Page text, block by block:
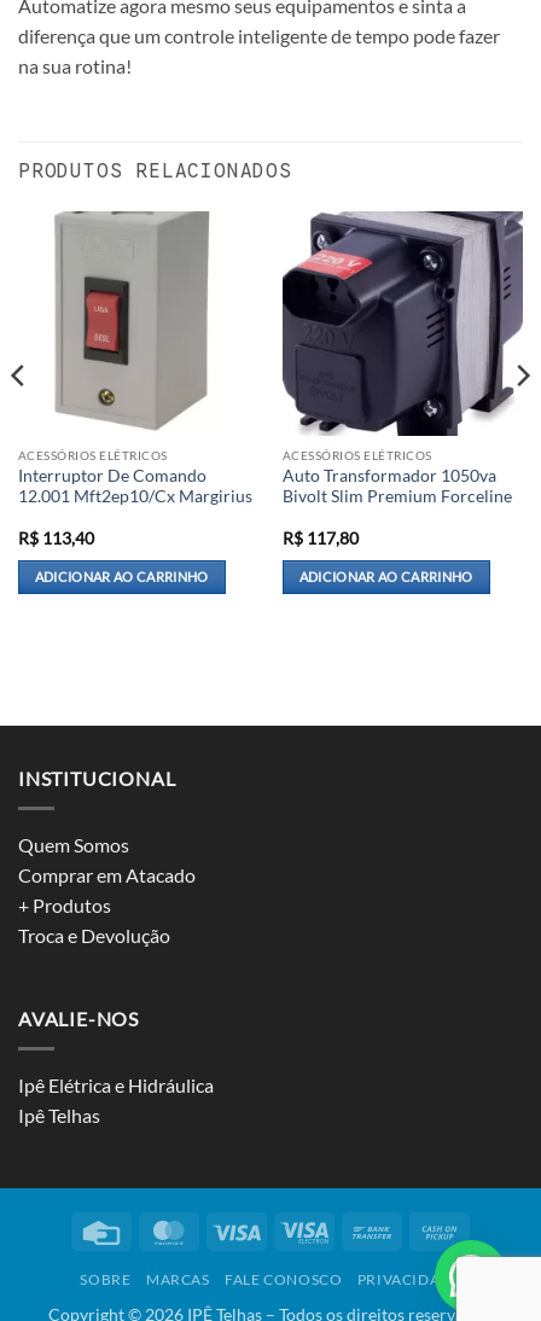
Automatize agora mesmo seus equipamentos e sinta a
diferença que um controle inteligente de tempo pode fazer
na sua rotina!
PRODUTOS RELACIONADOS
ACESSÓRIOS ELÉTRICOS
Interruptor De Comando
12.001 Mft2ep10/Cx Margirius
R$113,40
ADICIONAR AO CARRINHO
ACESSÓRIOS ELÉTRICOS
Auto Transformador 1050va
Bivolt Slim Premium Forceline
R$117,80
ADICIONAR AO CARRINHO
INSTITUCIONAL
Quem Somos
Comprar em Atacado
+ Produtos
Troca e Devolução
AVALIE-NOS
Ipê Elétrica e Hidráulica
Ipê Telhas
Credit
MasterCardVisa
Visa
Bank
Transfer on
SOBRE MARCAS FALE CONOSCO PRIVACIDADE
Copyright © 2026IPÊ Telhas – Todos os direitos reservados.